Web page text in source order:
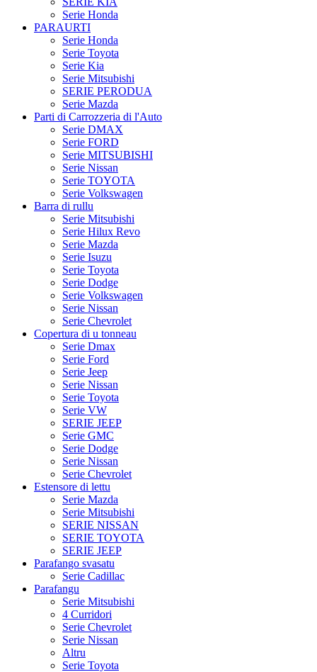
Serie Honda
PARAURTI
Serie Honda
Serie Toyota
Serie Kia
Serie Mitsubishi
SERIE PERODUA
Serie Mazda
Parti di Carrozzeria di l'Auto
Serie DMAX
Serie FORD
Serie MITSUBISHI
Serie Nissan
Serie TOYOTA
Serie Volkswagen
Barra di rullu
Serie Mitsubishi
Serie Hilux Revo
Serie Mazda
Serie Isuzu
Serie Toyota
Serie Dodge
Serie Volkswagen
Serie Nissan
Serie Chevrolet
Copertura di u tonneau
Serie Dmax
Serie Ford
Serie Jeep
Serie Nissan
Serie Toyota
Serie VW
SERIE JEEP
Serie GMC
Serie Dodge
Serie Nissan
Serie Chevrolet
Estensore di lettu
Serie Mazda
Serie Mitsubishi
SERIE NISSAN
SERIE TOYOTA
SERIE JEEP
Parafango svasatu
Serie Cadillac
Parafangu
Serie Mitsubishi
4 Curridori
Serie Chevrolet
Serie Nissan
Altru
Serie Toyota